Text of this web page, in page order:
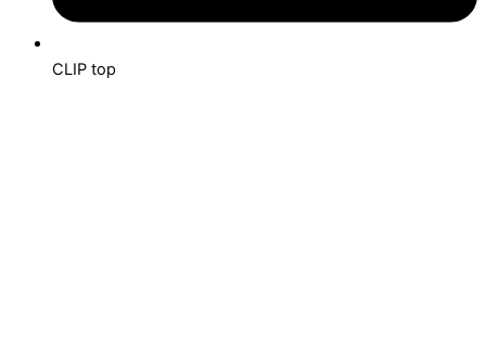
CLIP top